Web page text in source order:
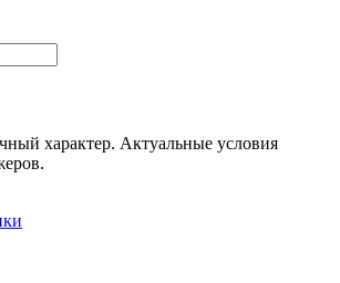
характер. Актуальные условия